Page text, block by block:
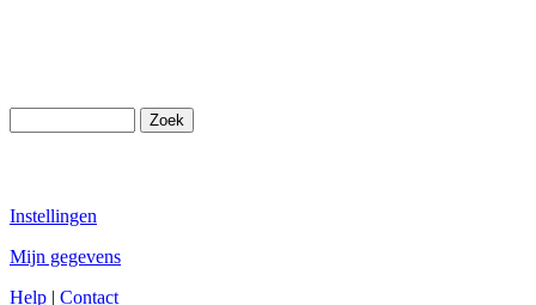
Instellingen
Mijn gegevens
Help | Contact